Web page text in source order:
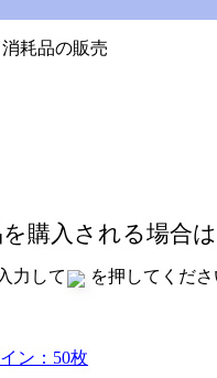
消耗品の販売
購入される場合
力して を押してくださ
ン：50枚